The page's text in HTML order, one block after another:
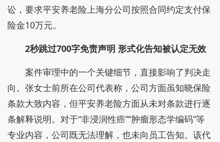
讼，要求平安养老险上海分公司按照合同约定支付保
险金10万元。
2秒跳过700字免责声明 形式化告知被认定无效
案件审理中的一个关键细节，直接影响了判决走
向。张女士前所在公司代表称，公司方面虽知晓保险
条款大致内容，但平安养老险方面从未对条款进行逐
条解释说明。对于“非浸润性癌”“肿瘤形态学编码”等
专业内容，公司既无法理解，也未向员工告知。该代